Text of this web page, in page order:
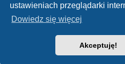
ustawieniach przeglądarki
Dowiedz się więcej
Akceptuję!
Technologię dostarczaphpBB®
Polski pakiet językowy